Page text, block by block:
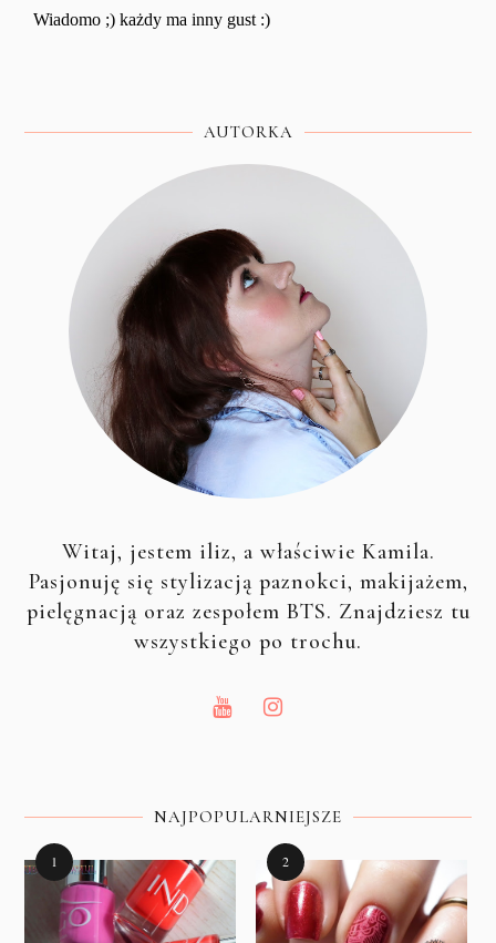
AUTORKA
Witaj, jestem iliz, a właściwie Kamila.
Pasjonuję się stylizacją paznokci, makijażem,
pielęgnacją oraz zespołem BTS. Znajdziesz tu
wszystkiego po trochu.
NAJPOPULARNIEJSZE